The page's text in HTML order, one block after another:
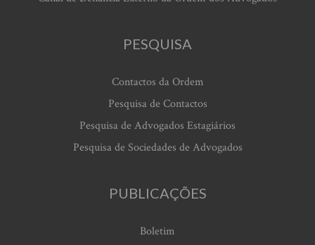
PESQUISA
Contactos da Ordem
Pesquisa de Contactos
Pesquisa de Advogados Estagiários
Pesquisa de Sociedades de Advogados
PUBLICAÇÕES
Boletim